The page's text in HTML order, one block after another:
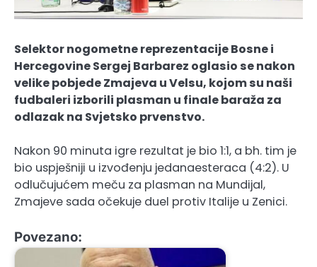
Selektor nogometne reprezentacije Bosne i
Hercegovine Sergej Barbarez oglasio se nakon
velike pobjede Zmajeva u Velsu, kojom su naši
fudbaleri izborili plasman u finale baraža za
odlazak na Svjetsko prvenstvo.
Nakon 90 minuta igre rezultat je bio 1:1, a bh. tim je
bio uspješniji u izvođenju jedanaesteraca (4:2). U
odlučujućem meču za plasman na Mundijal,
Zmajeve sada očekuje duel protiv Italije u Zenici.
Povezano: